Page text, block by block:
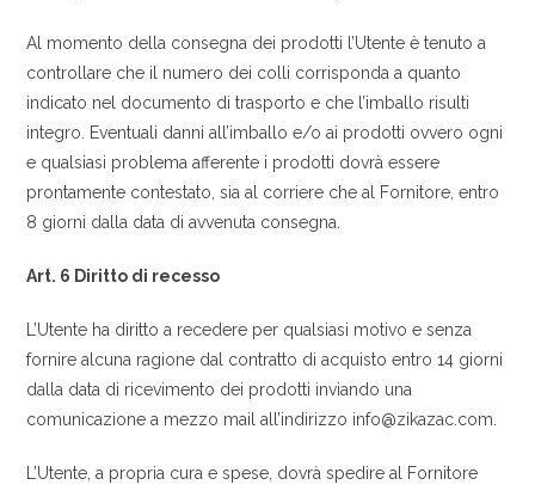
Al momento della consegna dei prodotti l’Utente è tenuto a
controllare che il numero dei colli corrisponda a quanto
indicato nel documento di trasporto e che l’imballo risulti
integro. Eventuali danni all’imballo e/o ai prodotti ovvero ogni
e qualsiasi problema afferente i prodotti dovrà essere
prontamente contestato, sia al corriere che al Fornitore, entro
8 giorni dalla data di avvenuta consegna.
Art. 6 Diritto di recesso
L’Utente ha diritto a recedere per qualsiasi motivo e senza
fornire alcuna ragione dal contratto di acquisto entro 14 giorni
dalla data di ricevimento dei prodotti inviando una
comunicazione a mezzo mail all’indirizzo info@zikazac.com.
L’Utente, a propria cura e spese, dovrà spedire al Fornitore